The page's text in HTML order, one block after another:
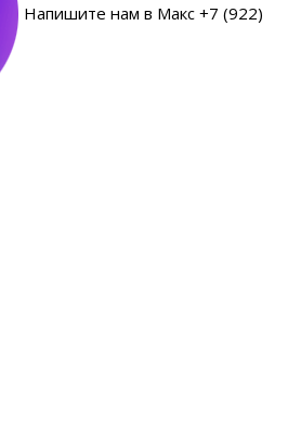
Напишите нам в Макс +7 (922)